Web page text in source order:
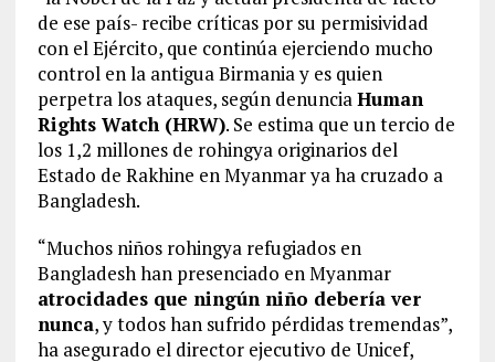
de ese país- recibe críticas por su permisividad
con el Ejército, que continúa ejerciendo mucho
control en la antigua Birmania y es quien
perpetra los ataques, según denunciaHuman
Rights Watch (HRW). Se estima que un tercio de
los 1,2 millones de rohingya originarios del
Estado de Rakhine en Myanmar ya ha cruzado a
Bangladesh.
“Muchos niños rohingya refugiados en
Bangladesh han presenciado en Myanmar
atrocidades que ningún niño debería ver
nunca, y todos han sufrido pérdidas tremendas”,
ha asegurado el director ejecutivo de Unicef,